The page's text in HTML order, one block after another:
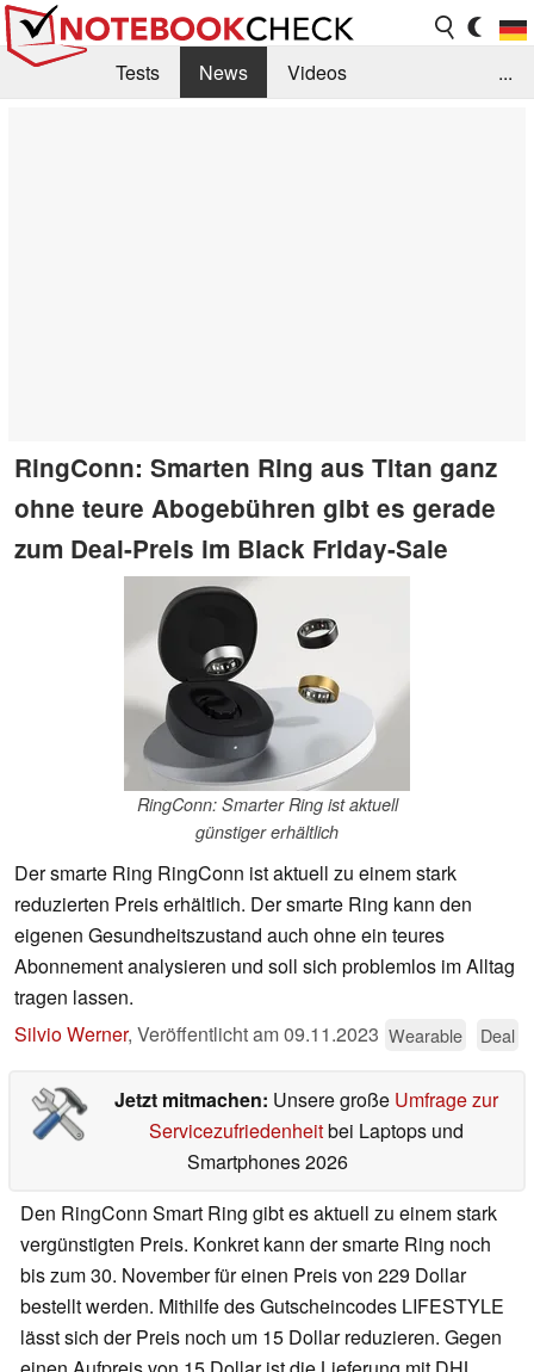
Tests News
Videos
...
RingConn: Smarten Ring aus Titan ganz
ohne teure Abogebühren gibt es gerade
zum Deal-Preis im Black Friday-Sale
RingConn: Smarter Ring ist aktuell
günstiger erhältlich
Der smarte Ring RingConn ist aktuell zu einem stark
reduzierten Preis erhältlich. Der smarte Ring kann den
eigenen Gesundheitszustand auch ohne ein teures
Abonnement analysieren und soll sich problemlos im Alltag
tragen lassen.
Silvio Werner, Veröffentlicht am09.11.2023 Wearable Deal
Jetzt mitmachen: Unsere große Umfrage zur
Servicezufriedenheitbei Laptops und
Smartphones 2026
Den RingConn Smart Ring gibt es aktuell zu einem stark
vergünstigten Preis. Konkret kann der smarte Ring noch
bis zum 30. November für einen Preis von 229 Dollar
bestellt werden. Mithilfe des Gutscheincodes LIFESTYLE
lässt sich der Preis noch um 15 Dollar reduzieren. Gegen